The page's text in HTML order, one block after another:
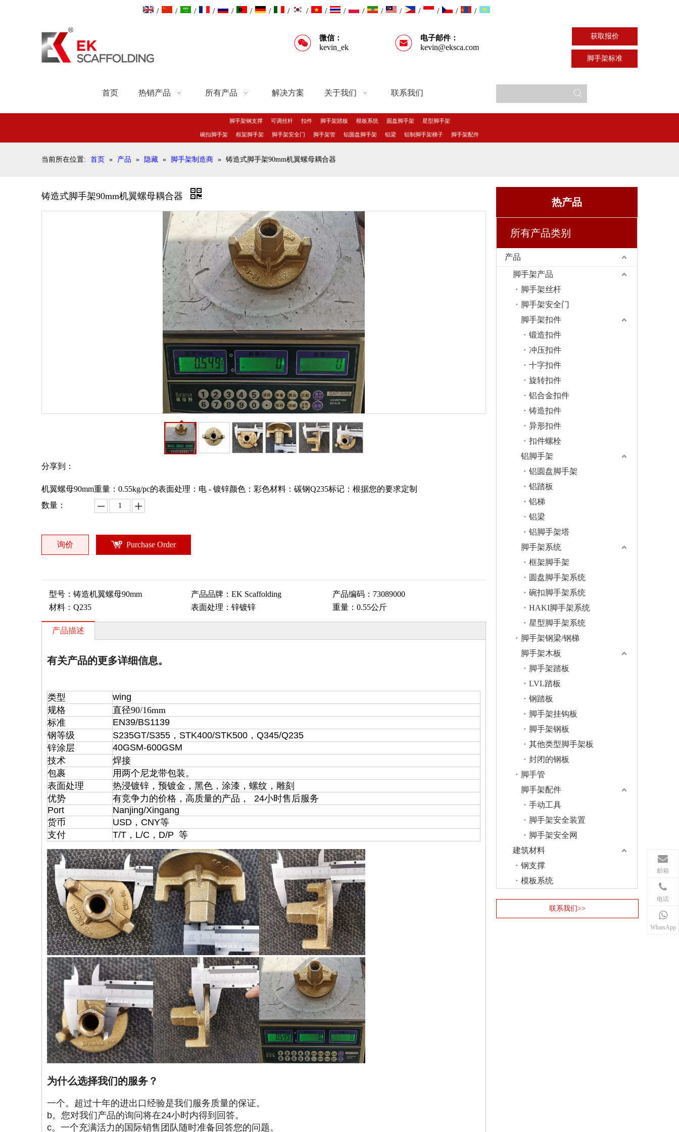
/ / / / / / / / / / / / / / / / / /
邮箱
电话
WhatsApp
微信：
kevin_ek
电子邮件：
kevin@eksca.com
获取报价
脚手架标准
首页 热销产品 所有产品 解决方案 关于我们 联系我们
脚手架钢支撑 可调丝杆 扣件 脚手架踏板 模板系统 圆盘脚手架 星型脚手架
碗扣脚手架 框架脚手架 脚手架安全门 脚手架管 铝圆盘脚手架 铝梁 铝制脚手架梯子 脚手架配件
当前所在位置: 首页 » 产品 » 隐藏 » 脚手架制造商 » 铸造式脚手架90mm机翼螺母耦合器
铸造式脚手架90mm机翼螺母耦合器
分享到：
机翼螺母90mm重量：0.55kg/pc的表面处理：电 - 镀锌颜色：彩色材料：碳钢Q235标记：根据您的要求定制
数量：
询价 Purchase Order
型号： 铸造机翼螺母90mm 产品品牌： EK Scaffolding 产品编码： 73089000
材料： Q235 表面处理： 锌镀锌 重量： 0.55公斤
产品描述
有关产品的更多详细信息。
类型
wing
规格
直径90/16mm
标准
EN39/BS1139
钢等级
S235GT/S355，STK400/STK500，Q345/Q235
锌涂层
40GSM-600GSM
技术
焊接
包裹
用两个尼龙带包装。
表面处理
热浸镀锌，预镀金，黑色，涂漆，螺纹，雕刻
优势
有竞争力的价格，高质量的产品， 24小时售后服务
Port
Nanjing/Xingang
货币
USD，CNY等
支付
T/T，L/C，D/P 等
为什么选择我们的服务？
一个。超过十年的进出口经验是我们服务质量的保证。
b。您对我们产品的询问将在24小时内得到回答。
c。一个充满活力的国际销售团队随时准备回答您的问题。
热产品
所有产品类别
产品
脚手架产品
脚手架丝杆
脚手架安全门
脚手架扣件
锻造扣件
冲压扣件
十字扣件
旋转扣件
铝合金扣件
铸造扣件
异形扣件
扣件螺栓
铝脚手架
铝圆盘脚手架
铝踏板
铝梯
铝梁
铝脚手架塔
脚手架系统
框架脚手架
圆盘脚手架系统
碗扣脚手架系统
HAKI脚手架系统
星型脚手架系统
脚手架钢梁/钢梯
脚手架木板
脚手架踏板
LVL踏板
钢踏板
脚手架挂钩板
脚手架钢板
其他类型脚手架板
封闭的钢板
脚手管
脚手架配件
手动工具
脚手架安全装置
脚手架安全网
建筑材料
钢支撑
模板系统
联系我们>>